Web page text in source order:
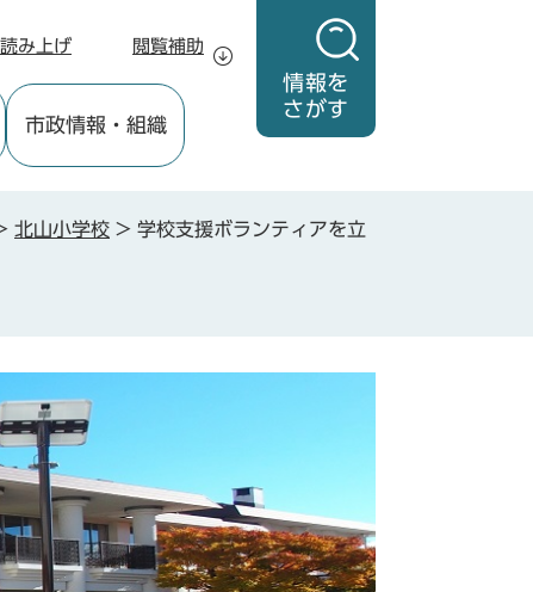
情報を
さがす
み上げ 閲覧補助
市政情報 ・組織
北山小学校 > 学校支援ボランティアを立